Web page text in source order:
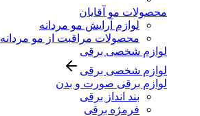
محصولات مو آقایان
لوازم آرایش مو مردانه
محصولات مراقبت از مو مردانه
لوازم شخصی برقی
لوازم شخصی برقی
لوازم برقی صورت و بدن
بند انداز برقی
فرمژه برقی